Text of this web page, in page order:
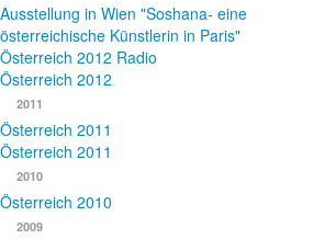
Ausstellung in Wien "Soshana- eine
österreichische Künstlerin in Paris"
Österreich 2012 Radio
Österreich 2012
2011
Österreich 2011
Österreich 2011
2010
Österreich 2010
2009